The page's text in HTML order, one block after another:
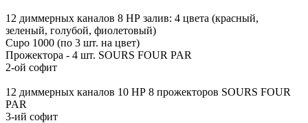
12 диммерных каналов 8 НР залив: 4 цвета (красный,
зеленый, голубой, фиолетовый)
Сuро 1000 (по 3 шт. на цвет)
Прожектора - 4 шт. SOURS FOUR PAR
2-ой софит
12 диммерных каналов 10 НР 8 прожекторов SOURS FOUR
PAR
3-ий софит